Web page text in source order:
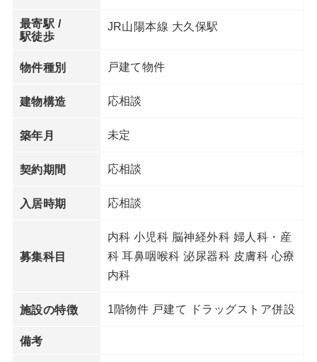
最寄駅 /
駅徒歩
JR山陽本線 大久保駅
物件種別 戸建て物件
建物構造 応相談
築年月 未定
契約期間 応相談
入居時期 応相談
募集科目
内科 小児科 脳神経外科 婦人科・産
科 耳鼻咽喉科 泌尿器科 皮膚科 心療
内科
施設の特徴 1階物件 戸建て ドラッグストア併設
備考